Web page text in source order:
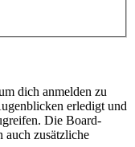
dich anmelden zu
erledigt und
Die Board-
auch zusätzliche